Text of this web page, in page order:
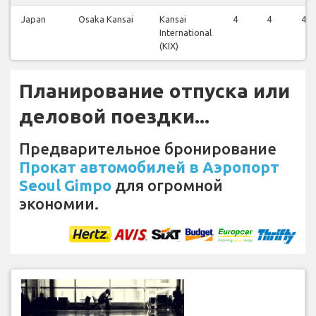
Japan Osaka Kansai
Kansai
International
(KIX)
4 4 4
Планирование отпуска или
деловой поездки...
Предварительное бронирование
Прокат автомобилей в Аэропорт
Seoul Gimpo для огромной
экономии.